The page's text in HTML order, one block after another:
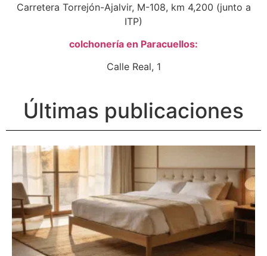
Carretera Torrejón-Ajalvir, M-108, km 4,200 (junto a
ITP)
colchonería en Paracuellos:
Calle Real, 1
Últimas publicaciones